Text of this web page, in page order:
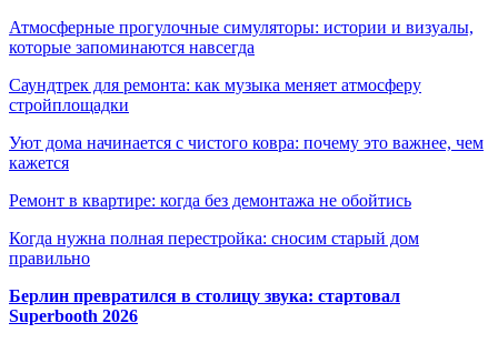
Атмосферные прогулочные симуляторы: истории и визуалы,
которые запоминаются навсегда
Саундтрек для ремонта: как музыка меняет атмосферу
стройплощадки
Уют дома начинается с чистого ковра: почему это важнее, чем
кажется
Ремонт в квартире: когда без демонтажа не обойтись
Когда нужна полная перестройка: сносим старый дом
правильно
Берлин превратился в столицу звука: стартовал
Superbooth 2026